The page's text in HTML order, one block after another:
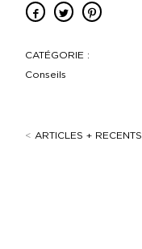
CATÉGORIE :
Conseils
< ARTICLES + RECENTS